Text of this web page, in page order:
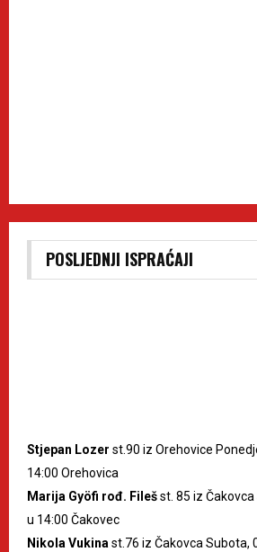
POSLJEDNJI ISPRAĆAJI
Stjepan Lozer st.90 iz Orehovice
14:00 Orehovica
Marija Gyöfi rođ. Filešst. 85 iz Čakovca
u 14:00 Čakovec
Nikola Vukina st.76 iz Čakovca Subota,